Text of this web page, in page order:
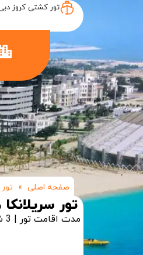
تور کشتی کروز
Item #1
صفحه اصلی » تور
تور سریلانکا هتل
مدت اقامت تور | 3 شب و 4 شب